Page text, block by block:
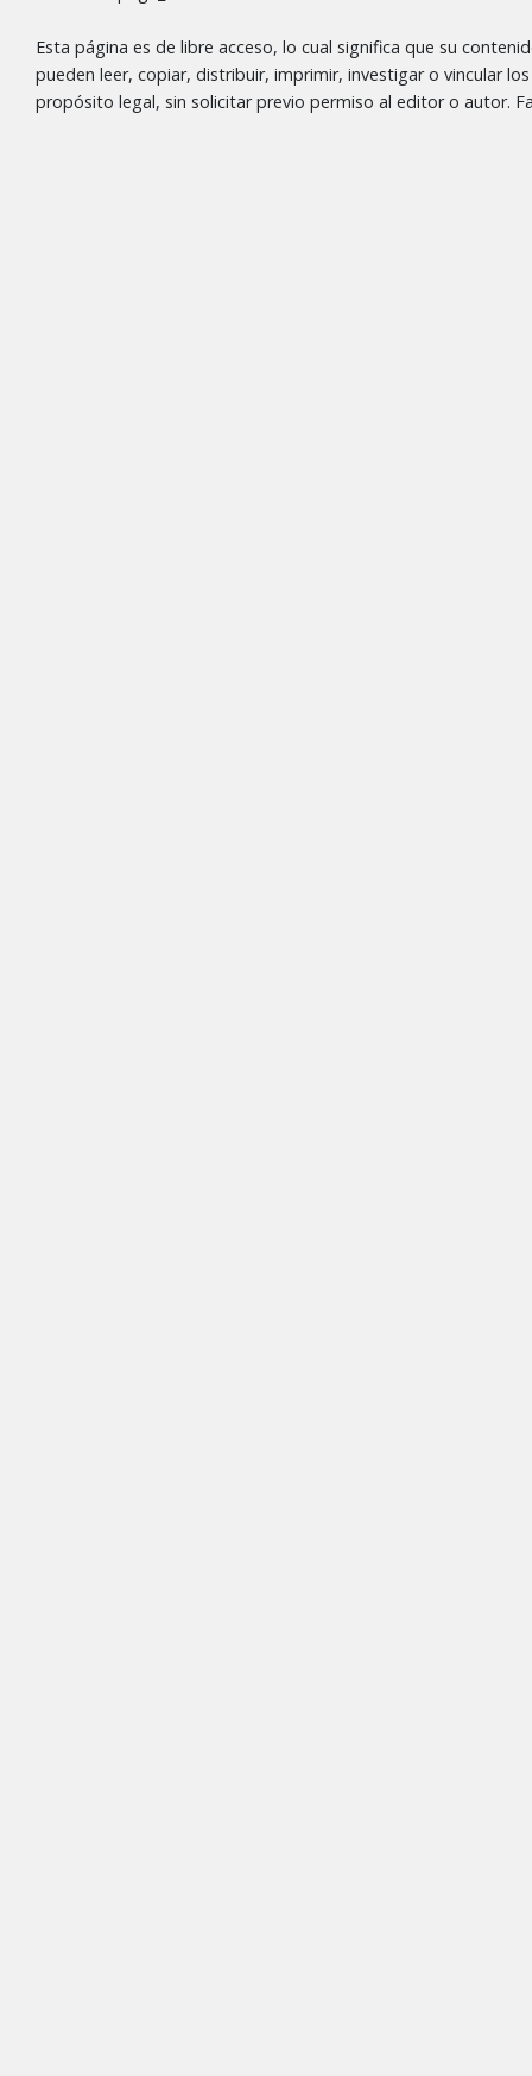
Esta página es de libre acceso, lo cual significa que su
pueden leer, copiar, distribuir, imprimir, investigar o vincular
propósito legal, sin solicitar previo permiso al editor o autor.